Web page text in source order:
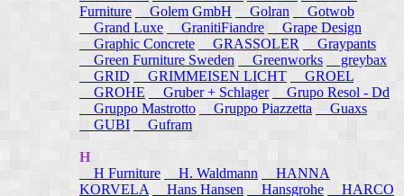
Furniture
Golem GmbH Golran
Gotwob
Grand Luxe
GranitiFiandre
Grape Design
Graphic Concrete
GRASSOLER
Graypants
Green Furniture Sweden
Greenworks
greybax
GRID
GRIMMEISEN LICHT
GROEL
GROHE
Gruber + Schlager
Grupo Resol - Dd
Gruppo Mastrotto
Gruppo Piazzetta
Guaxs
GUBI
Gufram
H
H Furniture
H. Waldmann
HANNA
KORVELA
Hans Hansen Hansgrohe HARCO